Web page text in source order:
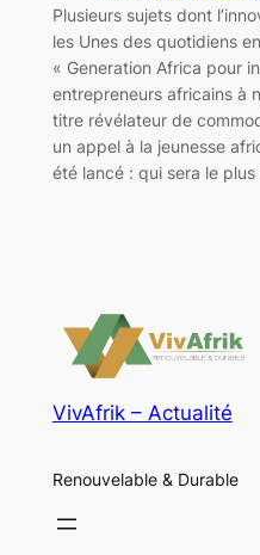
Plusieurs sujets dont
les Unes des quotidiens
« Generation Africa pour
entrepreneurs africains à
titre révélateur de
un appel à la jeunesse
été lancé : qui sera le
VivAfrik – Actualité
Renouvelable & Durable